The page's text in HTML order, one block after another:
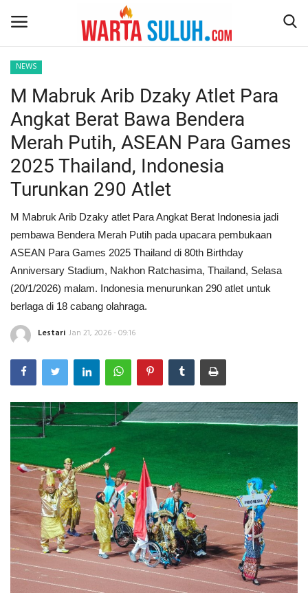
Home
NEWS
JAZIRAH RIAU
POLITIK
EKSBIS
PSPS PEKANBARU
LIFESTYLE
INDEKS
HEALTHY
NEWS
M Mabruk Arib Dzaky Atlet Para
Angkat Berat Bawa Bendera
Merah Putih, ASEAN Para Games
2025 Thailand, Indonesia
Turunkan 290 Atlet
M Mabruk Arib Dzaky atlet Para Angkat Berat Indonesia jadi
pembawa Bendera Merah Putih pada upacara pembukaan
ASEAN Para Games 2025 Thailand di 80th Birthday
Anniversary Stadium, Nakhon Ratchasima, Thailand, Selasa
(20/1/2026) malam. Indonesia menurunkan 290 atlet untuk
berlaga di 18 cabang olahraga.
Lestari Jan 21, 2026 - 09:16